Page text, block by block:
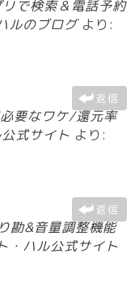
で検索＆電話予約
ルのブログ より:
返信
要なワケ/還元率
式サイト より:
返信
勘&音量調整機能
・ハル公式サイト